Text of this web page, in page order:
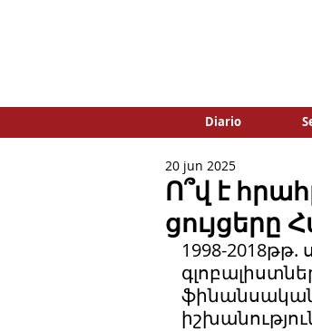
Diario
Ո՞վ է
ցույցերը
20 jun 2025
1998-
ֆինանսական